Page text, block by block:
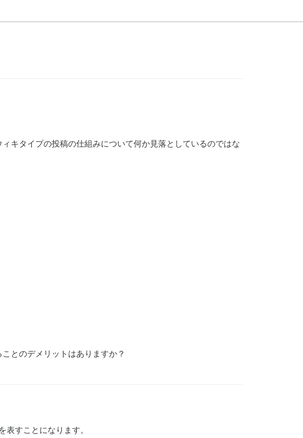
キタイプの投稿の仕組みについて何か見落としているのではな
とのデメリットはありますか？
表すことになります。